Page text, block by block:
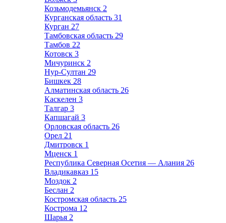
Козьмодемьянск 2
Курганская область 31
Курган 27
Тамбовская область 29
Тамбов 22
Котовск 3
Мичуринск 2
Нур-Султан 29
Бишкек 28
Алматинская область 26
Каскелен 3
Талгар 3
Капшагай 3
Орловская область 26
Орел 21
Дмитровск 1
Мценск 1
Республика Северная Осетия — Алания 26
Владикавказ 15
Моздок 2
Беслан 2
Костромская область 25
Кострома 12
Шарья 2